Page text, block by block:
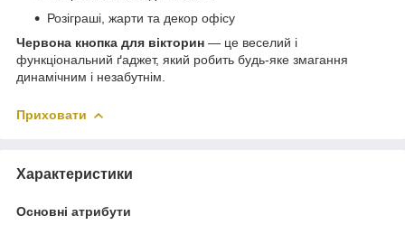
Розіграші, жарти та декор офісу
Червона кнопка для вікторин — це веселий і
функціональний ґаджет, який робить будь-яке змагання
динамічним і незабутнім.
Приховати
Характеристики
Основні атрибути